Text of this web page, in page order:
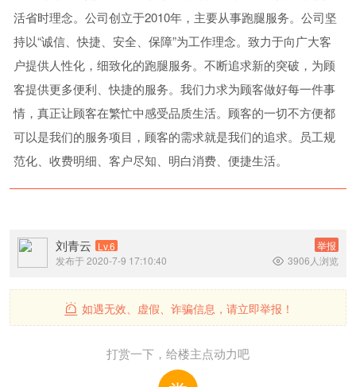
活省时理念。公司创立于2010年，主要从事跑腿服务。公司坚
持以“诚信、快捷、安全、保障”为工作理念。致力于向广大客
户提供人性化，细致化的跑腿服务。不断追求新的突破，为顾
客提供更多便利、快捷的服务。我们力求为顾客做好每一件事
情，真正让顾客在繁忙中感受品质生活。顾客的一切不方便都
可以是我们的服务项目，顾客的需求就是我们的追求。员工规
范化、收费明细、客户尽知、明白消费、便捷生活。
刘青云 Lv.6
举报
发布于 2020-7-9 17:10:40
 3906人浏览
 如遇无效、虚假、诈骗信息，请立即举报！
打赏一下，给楼主点动力吧